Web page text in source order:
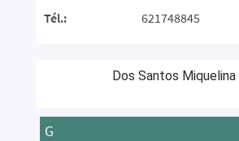
Tél.: 621748845
Dos Santos Miquelina
G